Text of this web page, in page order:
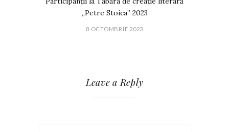
„Petre Stoica” 2023
8 OCTOMBRIE 2023
Leave a Reply